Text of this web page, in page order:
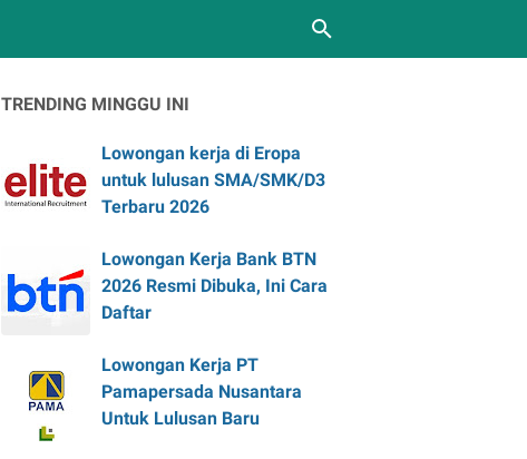
TRENDING MINGGU INI
Lowongan kerja di Eropa
untuk lulusan SMA/SMK/D3
Terbaru 2026
Lowongan Kerja Bank BTN
2026 Resmi Dibuka, Ini Cara
Daftar
Lowongan Kerja PT
Pamapersada Nusantara
Untuk Lulusan Baru